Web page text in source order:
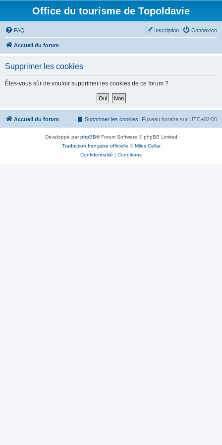
Office du tourisme de Topoldavie
FAQ Connexion
Inscription
Accueil du forum
Supprimer les cookies
Êtes-vous sûr de vouloir supprimer les cookies de ce forum ?
Accueil du forum Fuseau horaire sur UTC+02:00
Supprimer les cookies
Développé parphpBB® Forum Software © phpBB Limited
Traduction française officielle ©Miles Cellar
Confidentialité | Conditions